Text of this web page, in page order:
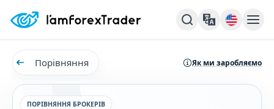
Порівняння Як ми заробляємо
ПОРІВНЯННЯ БРОКЕРІВ